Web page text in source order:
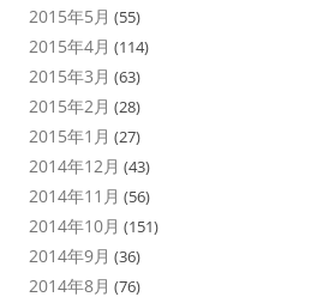
2015年5月 (55)
2015年4月 (114)
2015年3月 (63)
2015年2月 (28)
2015年1月 (27)
2014年12月 (43)
2014年11月 (56)
2014年10月 (151)
2014年9月 (36)
2014年8月 (76)